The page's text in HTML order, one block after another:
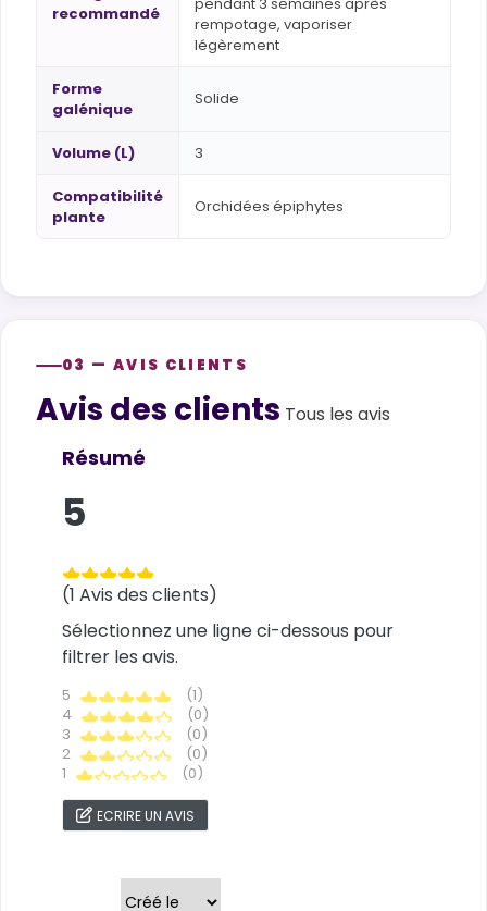
recommandé
rempotage, vaporiser
légèrement
Forme
galénique
Solide
Volume (L) 3
Compatibilité
plante
Orchidées épiphytes
03 — AVIS CLIENTS
Customer reviews
Avis des clients Tous les avis
Résumé
5
(1 Avis des clients)
Sélectionnez une ligne ci-dessous pour
filtrer les avis.
5
(1)
4
(0)
3
(0)
2
(0)
1
(0)
ECRIRE UN AVIS